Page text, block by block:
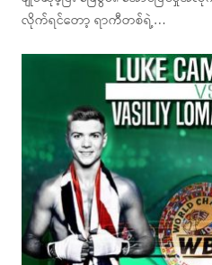
လိုက်ရင်တော့ ရာကီတစ်ရဲ့…